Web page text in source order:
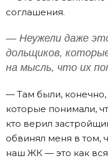
соглашения.
— Неужели даже
дольщиков,
на мысль, что их
— Там были,
которые понимали,
кто верил
обвинял меня в том,
наш ЖК — это как